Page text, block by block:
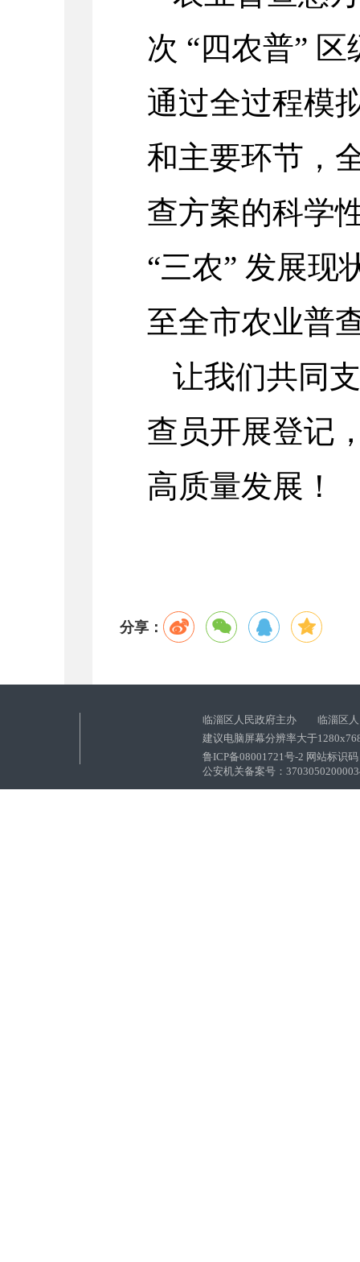
次 “四农普”
通过全过程模
和主要环节，
查方案的科学
“三农” 发展现
至全市农业普
让我们共同
查员开展登记
高质量发展！
分享：
临淄区人民政府主办 临淄区人
建议电脑屏幕分辨率大于
鲁ICP备08001721号-2 网站标识
公安机关备案号：